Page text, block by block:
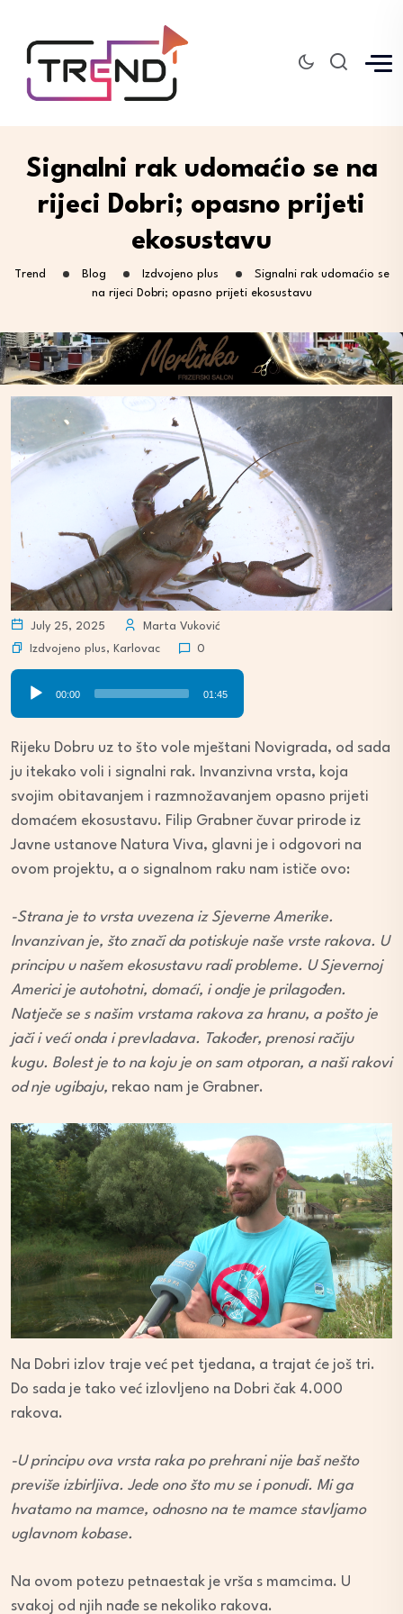
Signalni rak udomaćio se na
rijeci Dobri; opasno prijeti
ekosustavu
Trend Blog Izdvojeno plus
Signalni rak udomaćio se
na rijeci Dobri; opasno prijeti ekosustavu
July 25, 2025
Marta Vuković
Izdvojeno plus, Karlovac 0
00:00 01:45
Rijeku Dobru uz to što vole mještani Novigrada, od sada
ju itekako voli i signalni rak. Invanzivna vrsta, koja
svojim obitavanjem i razmnožavanjem opasno prijeti
domaćem ekosustavu. Filip Grabner čuvar prirode iz
Javne ustanove Natura Viva, glavni je i odgovori na
ovom projektu, a o signalnom raku nam ističe ovo:
-Strana je to vrsta uvezena iz Sjeverne Amerike.
Invanzivan je, što znači da potiskuje naše vrste rakova. U
principu u našem ekosustavu radi probleme. U Sjevernoj
Americi je autohotni, domaći, i ondje je prilagođen.
Natječe se s našim vrstama rakova za hranu, a pošto je
jači i veći onda i prevladava. Također, prenosi račiju
kugu. Bolest je to na koju je on sam otporan, a naši rakovi
od nje ugibaju, rekao nam je Grabner.
Na Dobri izlov traje već pet tjedana, a trajat će još tri.
Do sada je tako već izlovljeno na Dobri čak 4.000
rakova.
-U principu ova vrsta raka po prehrani nije baš nešto
previše izbirljiva. Jede ono što mu se i ponudi. Mi ga
hvatamo na mamce, odnosno na te mamce stavljamo
uglavnom kobase.
Na ovom potezu petnaestak je vrša s mamcima. U
svakoj od njih nađe se nekoliko rakova.